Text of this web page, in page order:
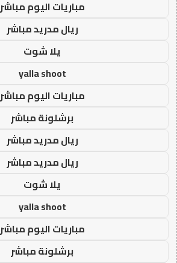
مباريات اليوم مباشر
ريال مدريد مباشر
يلا شوت
yalla shoot
مباريات اليوم مباشر
برشلونة مباشر
ريال مدريد مباشر
ريال مدريد مباشر
يلا شوت
yalla shoot
مباريات اليوم مباشر
برشلونة مباشر